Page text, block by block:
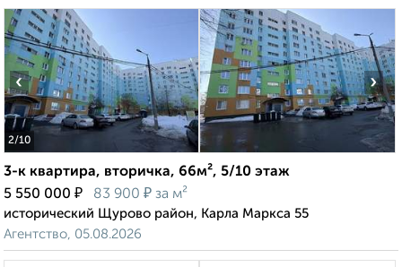
2/10
‹ ›
3-к квартира, вторичка, 66м², 5/10 этаж
5 550 000 ₽ 83 900 ₽ за м²
исторический Щурово район, Карла Маркса 55
Агентство, 05.08.2026